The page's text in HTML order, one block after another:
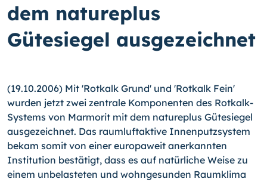
dem natureplus
Gütesiegel ausgezeichnet
(19.10.2006) Mit 'Rotkalk Grund' und 'Rotkalk Fein'
wurden jetzt zwei zentrale Komponenten des Rotkalk-
Systems von Marmorit mit dem natureplus Gütesiegel
ausgezeichnet. Das raumluftaktive Innenputzsystem
bekam somit von einer europaweit anerkannten
Institution bestätigt, dass es auf natürliche Weise zu
einem unbelasteten und wohngesunden Raumklima